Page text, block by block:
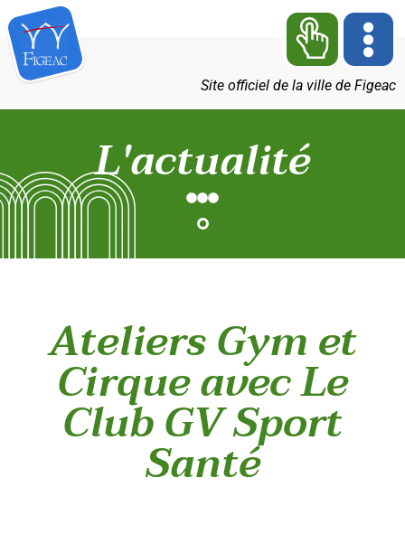
Site officiel de la ville de Figeac
L'actualité
Ateliers Gym et
Cirque avec Le
Club GV Sport
Santé